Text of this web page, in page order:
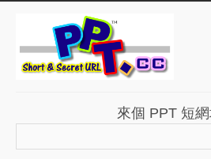
來個 PPT 短網